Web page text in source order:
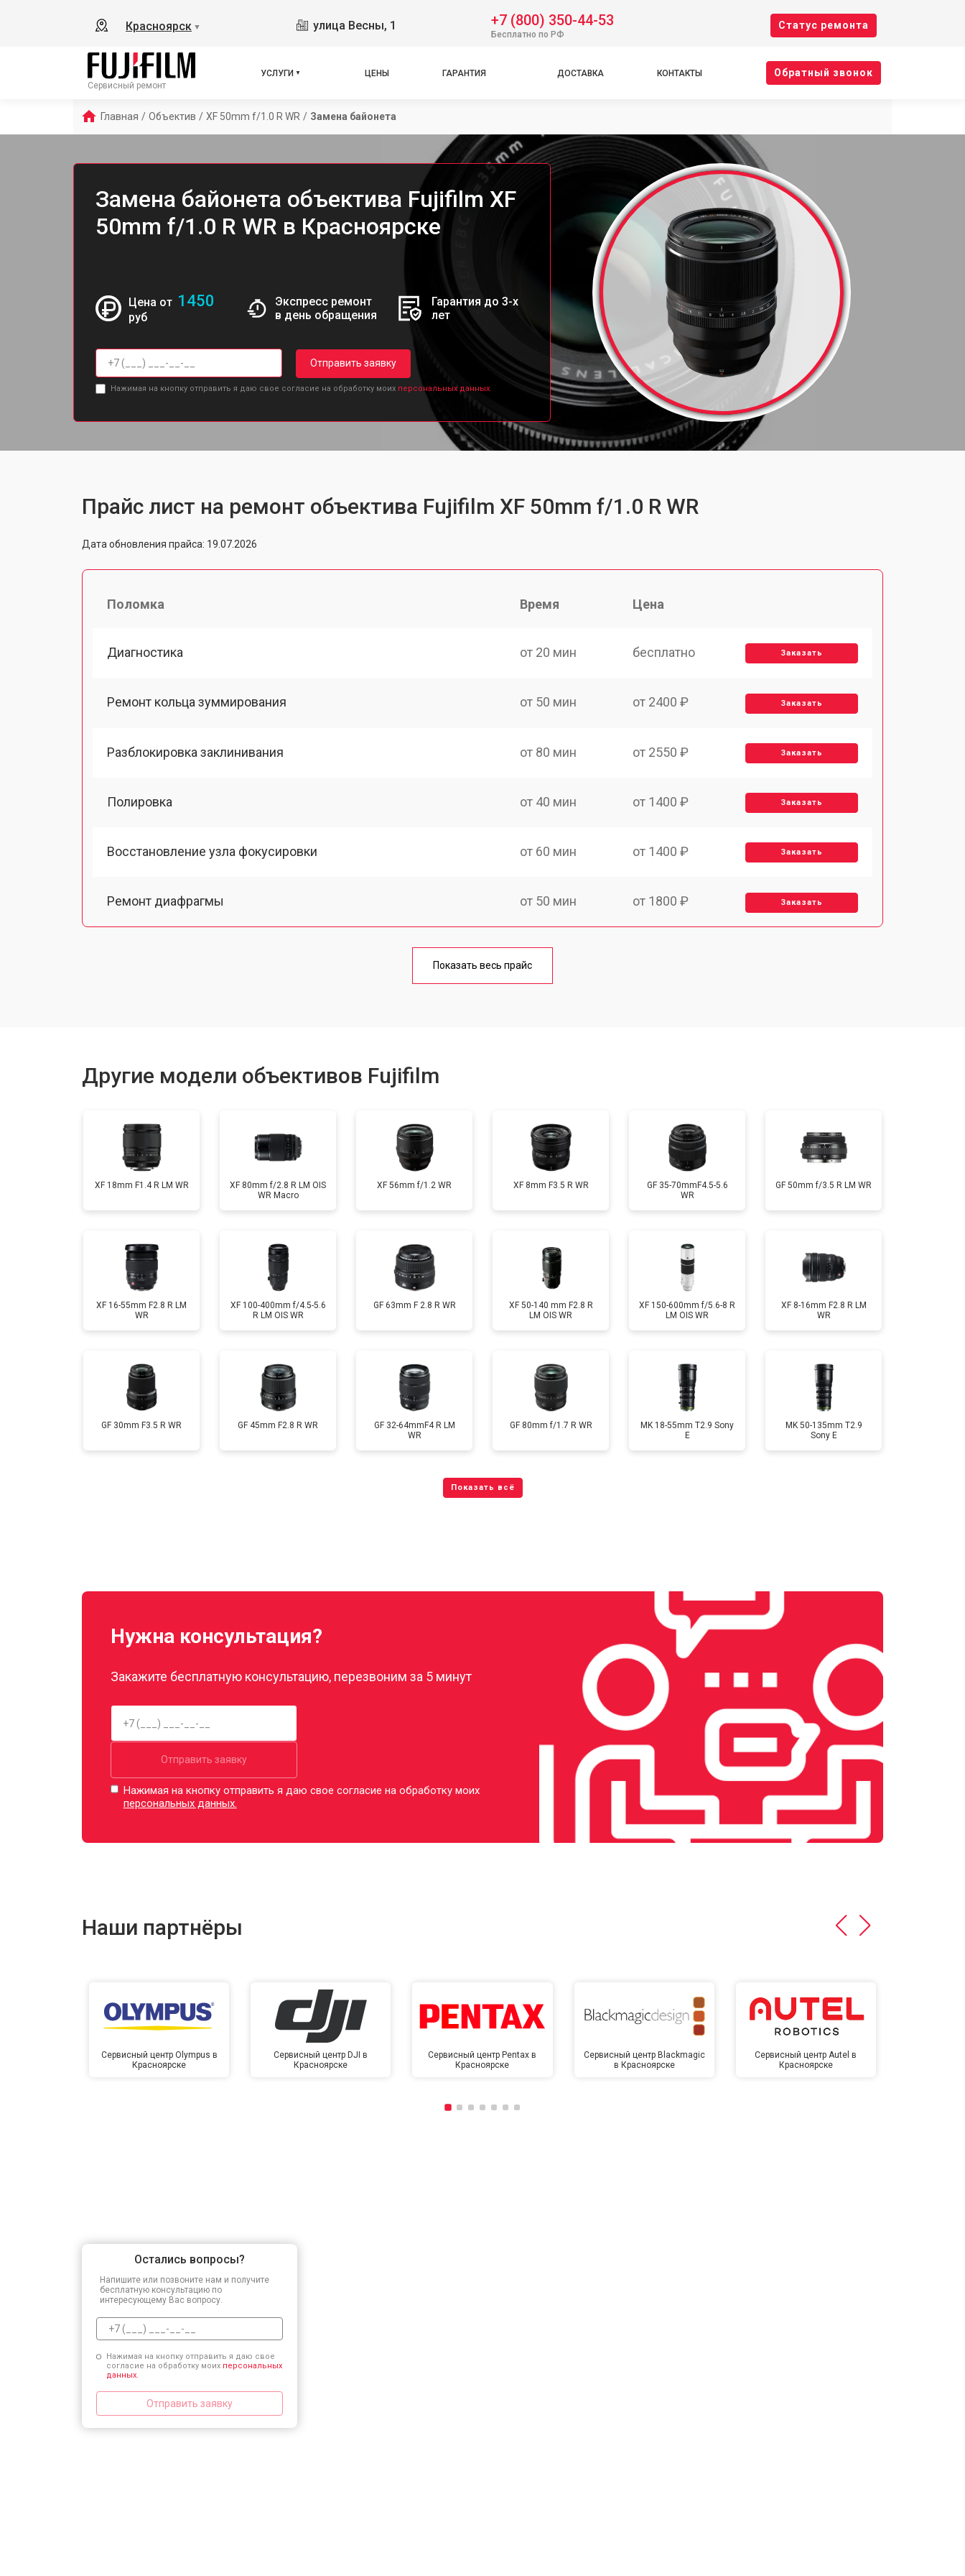
Красноярск ▼ улица Весны, 1 +7 (800) 350-44-53
Бесплатно по РФ
Cтатус ремонта
Сервисный ремонт
УСЛУГИ ЦЕНЫ ГАРАНТИЯ ДОСТАВКА КОНТАКТЫ Oбратный звонок
Главная / Объектив / XF 50mm f/1.0 R WR / Замена байонета
Замена байонета объектива Fujifilm XF
50mm f/1.0 R WR в Красноярске
Цена от 1450
руб
Экспресс ремонт
в день обращения
Гарантия до 3-х
лет
Отправить заявку
Нажимая на кнопку отправить я даю свое согласие на обработку моих персональных данных.
Прайс лист на ремонт объектива Fujifilm XF 50mm f/1.0 R WR
Дата обновления прайса: 19.07.2026
Поломка Время Цена
Диагностика от 20 мин бесплатно Заказать
Ремонт кольца зуммирования от 50 мин от 2400 ₽ Заказать
Разблокировка заклинивания от 80 мин от 2550 ₽ Заказать
Полировка от 40 мин от 1400 ₽ Заказать
Восстановление узла фокусировки от 60 мин от 1400 ₽ Заказать
Ремонт диафрагмы от 50 мин от 1800 ₽ Заказать
от 60 мин
Показать весь прайс
Другие модели объективов Fujifilm
XF 18mm F1.4 R LM WR
XF 80mm f/2.8 R LM OIS
WR Macro
XF 56mm f/1.2 WR XF 8mm F3.5 R WR
GF 35-70mmF4.5-5.6
WR
GF 50mm f/3.5 R LM WR
XF 16-55mm F2.8 R LM
WR
XF 100-400mm f/4.5-5.6
R LM OIS WR
GF 63mm F 2.8 R WR
XF 50-140 mm F2.8 R
LM OIS WR
XF 150-600mm f/5.6-8 R
LM OIS WR
XF 8-16mm F2.8 R LM
WR
GF 30mm F3.5 R WR GF 45mm F2.8 R WR
GF 32-64mmF4 R LM
WR
GF 80mm f/1.7 R WR
MK 18-55mm T2.9 Sony
E
MK 50-135mm T2.9
Sony E
Нужна консультация?
Закажите бесплатную консультацию, перезвоним за 5 минут
Отправить заявку
Нажимая на кнопку отправить я даю свое согласие на обработку моих
персональных данных.
Наши партнёры
Сервисный центр Olympus в
Красноярске
Сервисный центр DJI в
Красноярске
Сервисный центр Pentax в
Красноярске
Сервисный центр Blackmagic
в Красноярске
Сервисный центр Autel в
Красноярске
Остались вопросы?
Напишите или позвоните нам и получите
бесплатную консультацию по
интересующему Вас вопросу.
Нажимая на кнопку отправить я даю свое
согласие на обработку моих персональных
данных.
Отправить заявку